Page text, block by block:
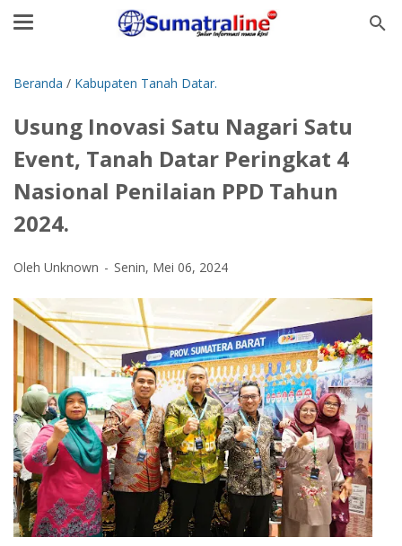
Beranda / Kabupaten Tanah Datar.
Usung Inovasi Satu Nagari Satu
Event, Tanah Datar Peringkat 4
Nasional Penilaian PPD Tahun
2024.
Oleh Unknown Senin, Mei 06, 2024